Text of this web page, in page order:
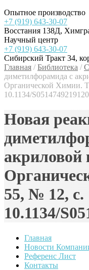
Опытное производство
+7 (919) 643-30-07
Восстания 138Д,
Научный центр
+7 (919) 643-30-07
Сибирский Тракт 34,
Главная / Библиотека /
диметилфорамида с
Органической Химии.
10.1134/
Новая
акриловой
55, № 12, с.
10.1134/
Главная
Новости
Референс Лист
Контакты